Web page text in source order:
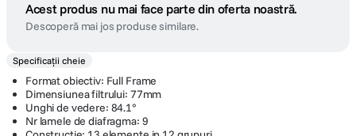
Acest produs nu mai face parte din oferta noastră.
Descoperă mai jos produse similare.
Specificații cheie
Format obiectiv: Full Frame
Dimensiunea filtrului: 77mm
Unghi de vedere: 84.1°
Nr lamele de diafragma: 9